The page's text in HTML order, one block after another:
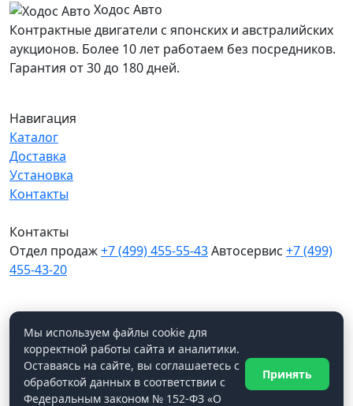
Ходос Авто
Контрактные двигатели с японских и австралийских
аукционов. Более 10 лет работаем без посредников.
Гарантия от 30 до 180 дней.
Навигация
Каталог
Доставка
Установка
Контакты
Контакты
Отдел продаж+7 (499) 455-55-43Автосервис +7 (499)
455-43-20
Мы в соцсетях
WhatsApp
© Ходос Авто, 2026. Все права защищены.
Мы используем файлы cookie для
корректной работы сайта и аналитики.
Оставаясь на сайте, вы соглашаетесь с
обработкой данных в соответствии с
Федеральным законом № 152-ФЗ «О
Принять